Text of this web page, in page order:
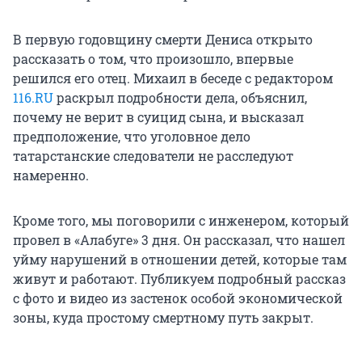
В первую годовщину смерти Дениса открыто
рассказать о том, что произошло, впервые
решился его отец. Михаил в беседе с редактором
116.RUраскрыл подробности дела, объяснил,
почему не верит в суицид сына, и высказал
предположение, что уголовное дело
татарстанские следователи не расследуют
намеренно.
Кроме того, мы поговорили с инженером, который
провел в «Алабуге» 3 дня. Он рассказал, что нашел
уйму нарушений в отношении детей, которые там
живут и работают. Публикуем подробный рассказ
с фото и видео из застенок особой экономической
зоны, куда простому смертному путь закрыт.